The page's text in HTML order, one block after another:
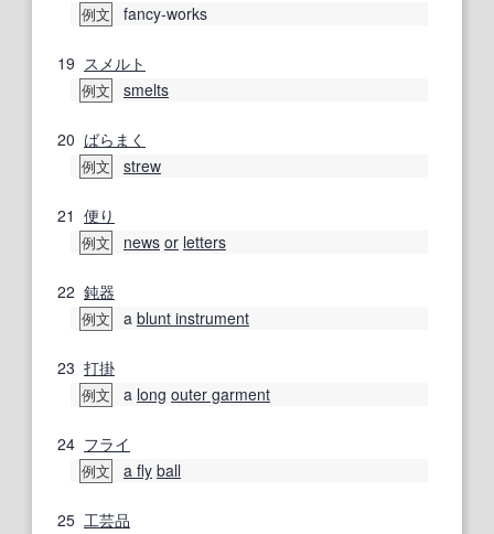
例文 fancy-works
19 スメルト
例文 smelts
20 ばらまく
例文 strew
21 便り
例文 news or letters
22 鈍器
例文 a blunt instrument
23 打掛
例文 a long outer garment
24 フライ
例文 a fly ball
25 工芸品